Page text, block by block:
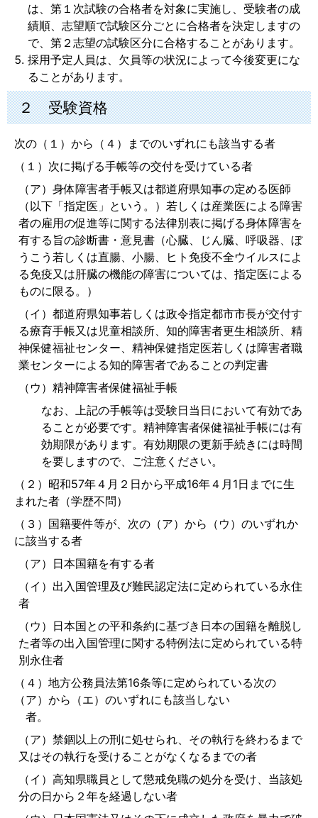
は、第１次試験の合格者を対象に実施し、受験者の成
績順、志望順で試験区分ごとに合格者を決定しますの
で、第２志望の試験区分に合格することがあります。
採用予定人員は、欠員等の状況によって今後変更にな
ることがあります。
２ 受験資格
次の（１）から（４）までのいずれにも該当する者
（１）次に掲げる手帳等の交付を受けている者
（ア）身体障害者手帳又は都道府県知事の定める医師
（以下「指定医」という。）若しくは産業医による障害
者の雇用の促進等に関する法律別表に掲げる身体障害を
有する旨の診断書・意見書（心臓、じん臓、呼吸器、ぼ
うこう若しくは直腸、小腸、ヒト免疫不全ウイルスによ
る免疫又は肝臓の機能の障害については、指定医による
ものに限る。）
（イ）都道府県知事若しくは政令指定都市市長が交付す
る療育手帳又は児童相談所、知的障害者更生相談所、精
神保健福祉センター、精神保健指定医若しくは障害者職
業センターによる知的障害者であることの判定書
（ウ）精神障害者保健福祉手帳
なお、上記の手帳等は受験日当日において有効であ
ることが必要です。精神障害者保健福祉手帳には有
効期限があります。有効期限の更新手続きには時間
を要しますので、ご注意ください。
（２）昭和57年４月２日から平成16年４月1日までに生
まれた者（学歴不問）
（３）国籍要件等が、次の（ア）から（ウ）のいずれか
に該当する者
（ア）日本国籍を有する者
（イ）出入国管理及び難民認定法に定められている永住
者
（ウ）日本国との平和条約に基づき日本の国籍を離脱し
た者等の出入国管理に関する特例法に定められている特
別永住者
（４）地方公務員法第16条等に定められている次の
（ア）から（エ）のいずれにも該当しない
者。
（ア）禁錮以上の刑に処せられ、その執行を終わるまで
又はその執行を受けることがなくなるまでの者
（イ）高知県職員として懲戒免職の処分を受け、当該処
分の日から２年を経過しない者